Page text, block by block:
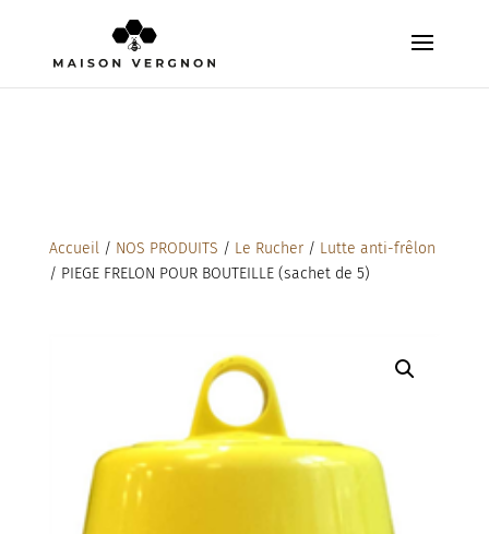
Accueil/ NOS PRODUITS / Le Rucher/ Lutte anti-frêlon
/ PIEGE FRELON POUR BOUTEILLE (sachet de 5)